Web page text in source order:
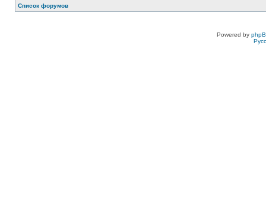
Список форумов
Powered by